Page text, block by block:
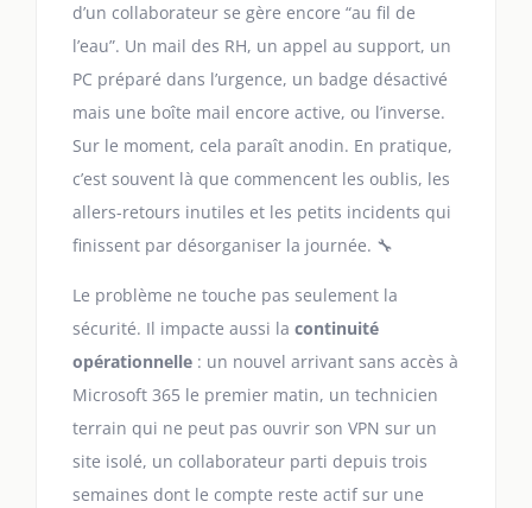
d’un collaborateur se gère encore “au fil de
l’eau”. Un mail des RH, un appel au support, un
PC préparé dans l’urgence, un badge désactivé
mais une boîte mail encore active, ou l’inverse.
Sur le moment, cela paraît anodin. En pratique,
c’est souvent là que commencent les oublis, les
allers-retours inutiles et les petits incidents qui
finissent par désorganiser la journée. 🔧
Le problème ne touche pas seulement la
sécurité. Il impacte aussi la continuité
opérationnelle : un nouvel arrivant sans accès à
Microsoft 365 le premier matin, un technicien
terrain qui ne peut pas ouvrir son VPN sur un
site isolé, un collaborateur parti depuis trois
semaines dont le compte reste actif sur une